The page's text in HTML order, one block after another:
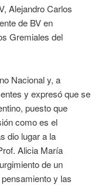
Alejandro Carlos
de BV en
Gremiales del
Nacional y, a
y expresó que se
puesto que
como es el
dio lugar a la
Alicia María
de un
y las